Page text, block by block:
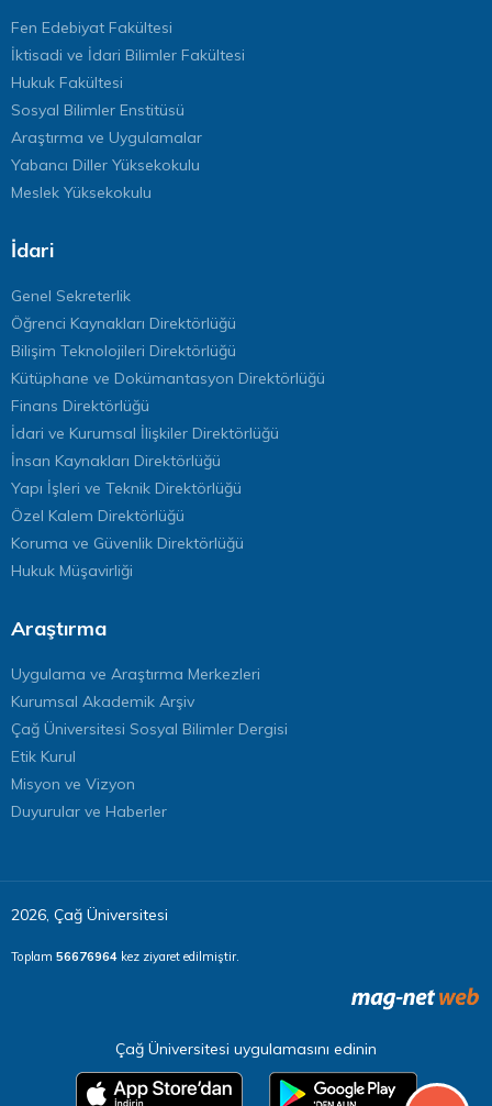
Fen Edebiyat Fakültesi
İktisadi ve İdari Bilimler Fakültesi
Hukuk Fakültesi
Sosyal Bilimler Enstitüsü
Araştırma ve Uygulamalar
Yabancı Diller Yüksekokulu
Meslek Yüksekokulu
İdari
Genel Sekreterlik
Öğrenci Kaynakları Direktörlüğü
Bilişim Teknolojileri Direktörlüğü
Kütüphane ve Dokümantasyon Direktörlüğü
Finans Direktörlüğü
İdari ve Kurumsal İlişkiler Direktörlüğü
İnsan Kaynakları Direktörlüğü
Yapı İşleri ve Teknik Direktörlüğü
Özel Kalem Direktörlüğü
Koruma ve Güvenlik Direktörlüğü
Hukuk Müşavirliği
Araştırma
Uygulama ve Araştırma Merkezleri
Kurumsal Akademik Arşiv
Çağ Üniversitesi Sosyal Bilimler Dergisi
Etik Kurul
Misyon ve Vizyon
Duyurular ve Haberler
2026, Çağ Üniversitesi
Toplam 56676964 kez ziyaret edilmiştir.
Çağ Üniversitesi uygulamasını edinin